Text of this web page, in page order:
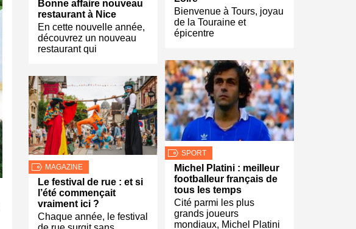
Bonne affaire nouveau
restaurant à Nice
En cette nouvelle année,
découvrez un nouveau
restaurant qui
MAGAZINE
Le festival de rue : et si
l’été commençait
vraiment ici ?
Chaque année, le festival
Bienvenue à Tours, joyau
de la Touraine et
épicentre
SPORT
Michel Platini : meilleur
footballeur français de
tous les temps
Cité parmi les plus
grands joueurs
mondiaux, Michel Platini